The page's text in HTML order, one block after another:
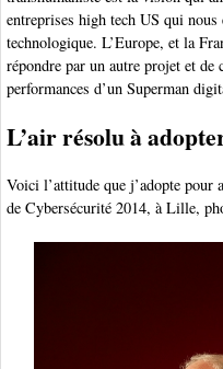
entreprises high tech US qui
technologique. L’Europe, et la
répondre par un autre projet et de
performances d’un Superman
L’air résolu à
Voici l’attitude que j’adopte pour
de Cybersécurité 2014, à Lille,